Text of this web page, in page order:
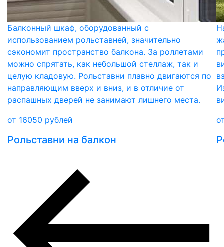
Балконный шкаф, оборудованный с
использованием рольставней, значительно
сэкономит пространство балкона. За роллетами
можно спрятать, как небольшой стеллаж, так и
целую кладовую. Рольставни плавно двигаются по
направляющим вверх и вниз, и в отличие от
распашных дверей не занимают лишнего места.
от 16050 рублей
Рольставни на балкон